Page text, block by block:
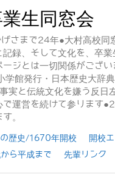
生同窓会
まで24年●大村高校同
録、そして文化を、卒
ジとは一切関係がござ
学館発行・日本歴史大
実と伝統文化を嫌う反
運営を続けて参ります
。
歴史/1670年開校 開校
ら平成まで 先輩リンク